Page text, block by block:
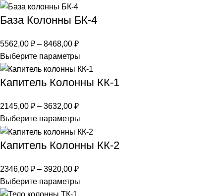
База Колонны БК-4
5562,00 ₽ – 8468,00 ₽
Выберите параметры
Капитель Колонны КК-1
2145,00 ₽ – 3632,00 ₽
Выберите параметры
Капитель Колонны КК-2
2346,00 ₽ – 3920,00 ₽
Выберите параметры